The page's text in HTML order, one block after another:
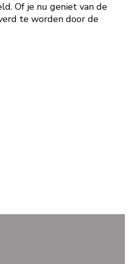
Of je nu geniet van de
te worden door de